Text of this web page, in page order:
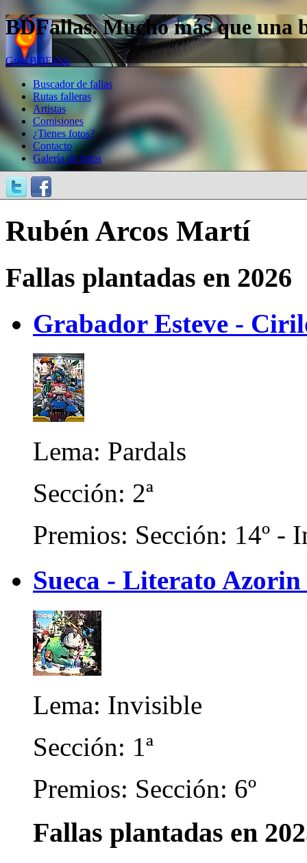
BDFallas. Mucho más que una
Guía BDFallas
Buscador de fallas
Rutas falleras
Artistas
Comisiones
¿Tienes fotos?
Contacto
Galería de fotos
Rubén Arcos Martí
Fallas plantadas en 2026
Grabador Esteve -
Lema: Pardals
Sección: 2ª
Premios: Sección: 14º -
Sueca - Literato
Lema: Invisible
Sección: 1ª
Premios: Sección: 6º
Fallas plantadas en